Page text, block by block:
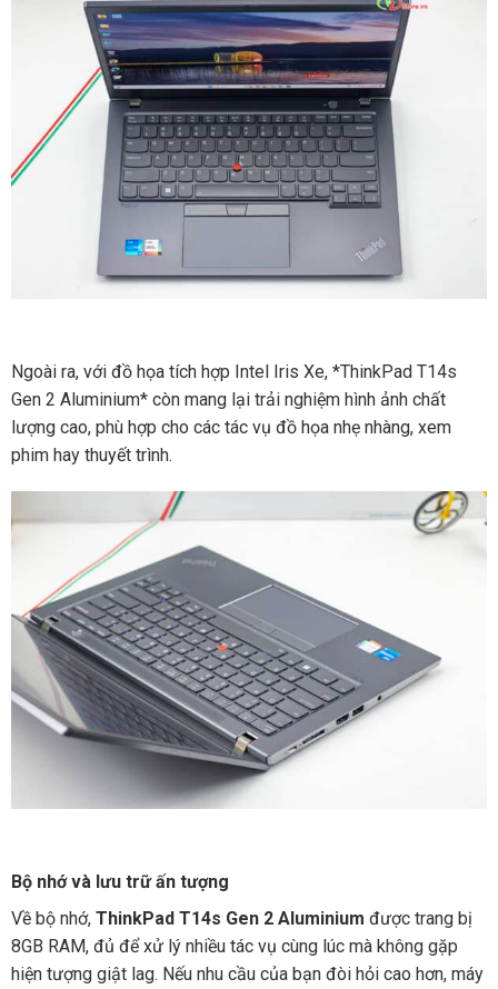
Ngoài ra, với đồ họa tích hợp Intel Iris Xe, *ThinkPad T14s
Gen 2 Aluminium* còn mang lại trải nghiệm hình ảnh chất
lượng cao, phù hợp cho các tác vụ đồ họa nhẹ nhàng, xem
phim hay thuyết trình.
Bộ nhớ và lưu trữ ấn tượng
Về bộ nhớ, ThinkPad T14s Gen 2 Aluminium được trang bị
8GB RAM, đủ để xử lý nhiều tác vụ cùng lúc mà không gặp
hiện tượng giật lag. Nếu nhu cầu của bạn đòi hỏi cao hơn, máy